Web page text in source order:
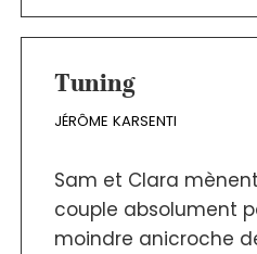
Tuning
JÉRÔME KARSENTI
Sam et Clara
couple absolument
moindre anicroche